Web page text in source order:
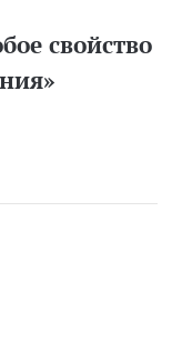
свойство